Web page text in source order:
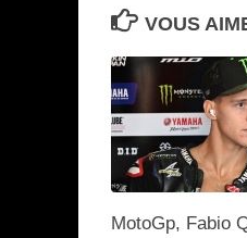
VOUS
MotoGp, Fabio